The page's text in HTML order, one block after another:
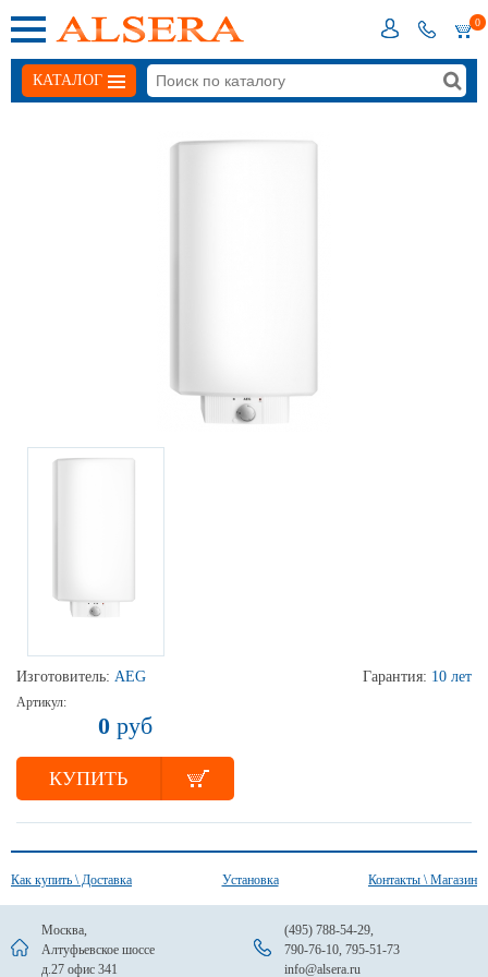
0
КАТАЛОГ
Изготовитель: AEG Гарантия: 10 лет
Артикул:
0 руб
КУПИТЬ
Как купить \ Доставка Установка Контакты \ Магазин
Москва,
Алтуфьевское шоссе
д.27 офис 341
(495) 788-54-29,
790-76-10, 795-51-73
info@alsera.ru